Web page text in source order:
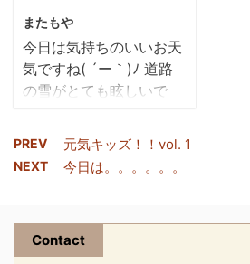
またもや
今日は気持ちのいいお天
気ですね( ´ー｀)ﾉ 道路
の雪がとても眩しいで
す。。。。。。 昨日も今
す!!! 筋肉痛です!!! 私の住
んでいるアパートは 今年
１５センチくらいしか開
きません(´；ω；`) 今年
PREV 元気キッズ！！vol. 1
NEXT 今日は。。。。。。
Contact